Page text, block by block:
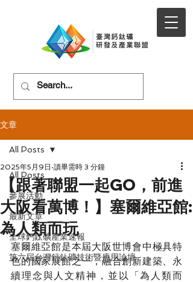
文章
All Posts
參展活動
最新文章
全球鈣鈦礦產業速報
第六屆台灣鈣鈦礦技術暨應用論壇
All Posts
【跟著聯盟一起GO，前進
大阪看萬博！】塞爾維亞館:
為人類而玩
2025年5月9日 讀畢需時 3 分鐘
塞爾維亞館是本屆大阪世博會中極具特
色的國家展館之一，融合創新建築、永
續理念與人文精神，並以「為人類而